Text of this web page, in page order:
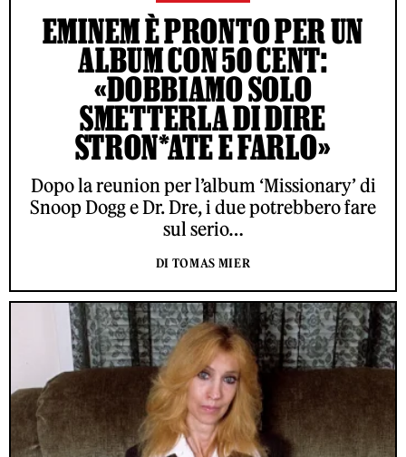
EMINEM È PRONTO PER UN
ALBUM CON 50 CENT:
«DOBBIAMO SOLO
SMETTERLA DI DIRE
STRON*ATE E FARLO»
Dopo la reunion per l’album ‘Missionary’ di
Snoop Dogg e Dr. Dre, i due potrebbero fare
sul serio…
DI TOMAS MIER